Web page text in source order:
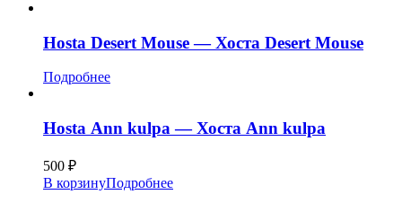
Hosta Desert Mouse — Хоста Desert Mouse
Подробнее
Hosta Аnn kulpa — Хоста Аnn kulpa
500 ₽
В корзинуПодробнее